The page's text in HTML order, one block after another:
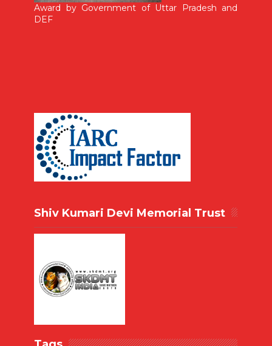
Award by Government of Uttar Pradesh and
DEF
Shiv Kumari Devi Memorial Trust